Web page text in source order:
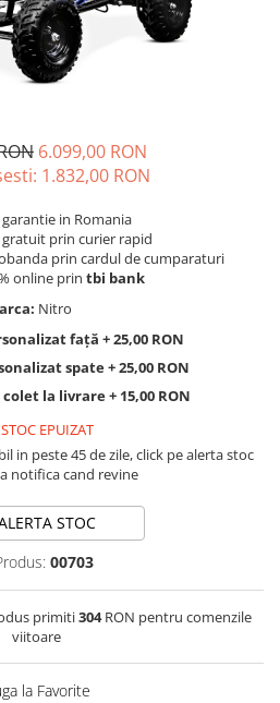
6.099,00 RON
1.832,00 RON
garantie in Romania
prin curier rapid
prin cardul de cumparaturi
online prin tbi bank
Nitro
față + 25,00 RON
spate + 25,00 RON
la livrare + 15,00 RON
STOC EPUIZAT
in peste 45 de zile, click pe alerta stoc
notifica cand revine
STOC
00703
primiti304RON pentru comenzile
viitoare
la Favorite